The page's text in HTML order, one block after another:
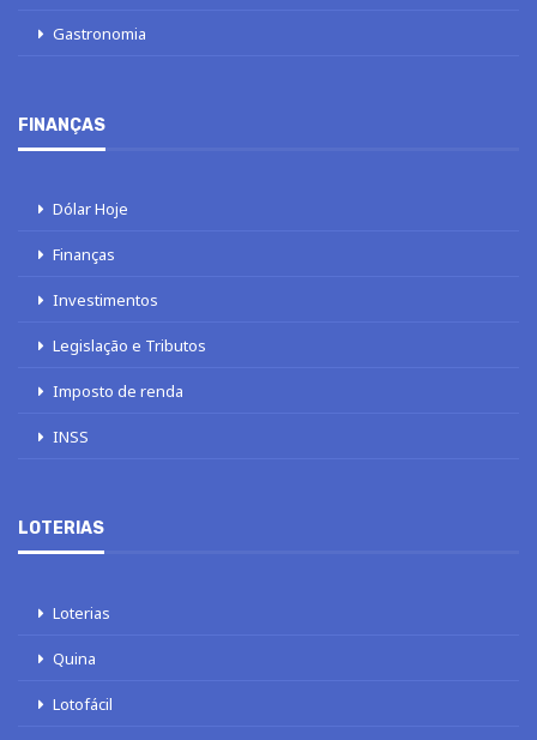
Gastronomia
FINANÇAS
Dólar Hoje
Finanças
Investimentos
Legislação e Tributos
Imposto de renda
INSS
LOTERIAS
Loterias
Quina
Lotofácil